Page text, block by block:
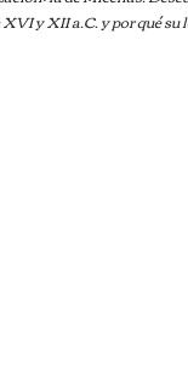
y XII a.C. y por qué su